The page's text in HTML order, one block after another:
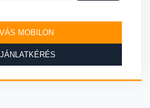
MOBILON